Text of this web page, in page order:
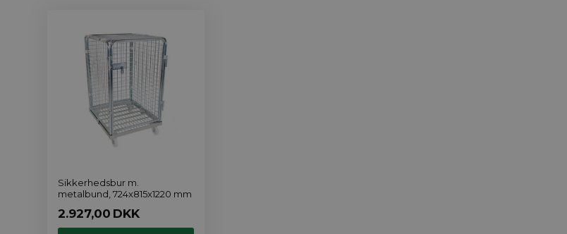
Sikkerhedsbur m.
metalbund, 724x815x1220 mm
2.927,00 DKK